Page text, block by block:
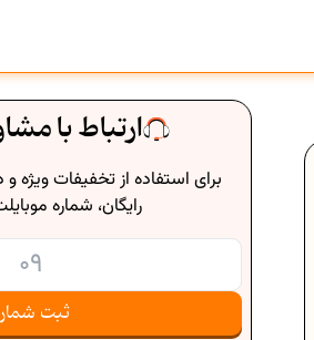
ارتباط با
برای استفاده از تخفیفات ویژه
رایگان، شماره
ثبت